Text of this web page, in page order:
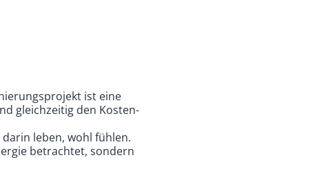
ist eine
gleichzeitig den Kosten-
leben, wohl fühlen.
betrachtet, sondern